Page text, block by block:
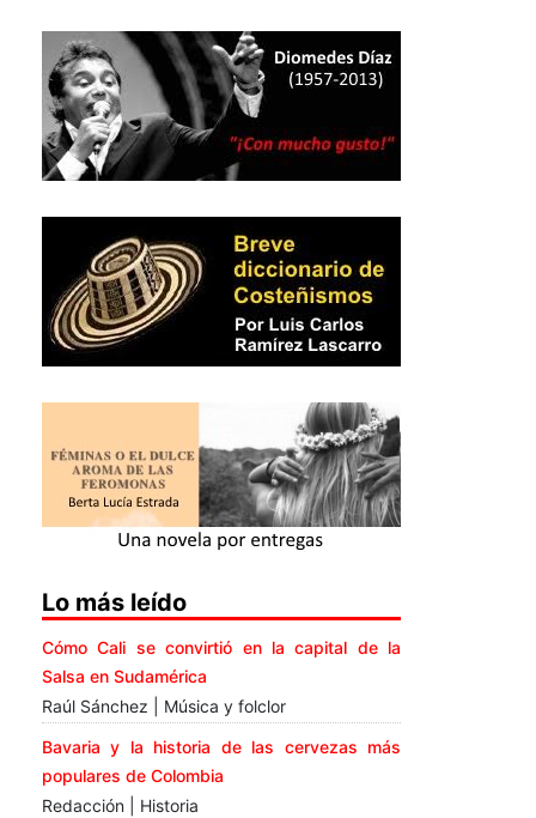
Lo más leído
Cómo Cali se convirtió en la capital de la
Salsa en Sudamérica
Raúl Sánchez | Música y folclor
Bavaria y la historia de las cervezas más
populares de Colombia
Redacción | Historia